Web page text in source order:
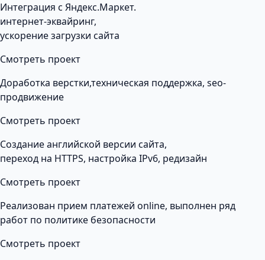
Интеграция с Яндекс.Маркет.
интернет-эквайринг,
ускорение загрузки сайта
Смотреть проект
Доработка верстки,техническая поддержка, seo-
продвижение
Смотреть проект
Создание английской версии сайта,
переход на HTTPS, настройка IPv6, редизайн
Смотреть проект
Реализован прием платежей online, выполнен ряд
работ по политике безопасности
Смотреть проект